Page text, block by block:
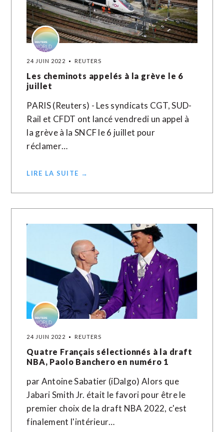
24 JUIN 2022 REUTERS
Les cheminots appelés à la grève le 6
juillet
PARIS (Reuters) - Les syndicats CGT, SUD-
Rail et CFDT ont lancé vendredi un appel à
la grève à la SNCF le 6 juillet pour
réclamer…
LIRE LA SUITE →
24 JUIN 2022 REUTERS
Quatre Français sélectionnés à la draft
NBA, Paolo Banchero en numéro 1
par Antoine Sabatier (iDalgo) Alors que
Jabari Smith Jr. était le favori pour être le
premier choix de la draft NBA 2022, c'est
finalement l'intérieur…